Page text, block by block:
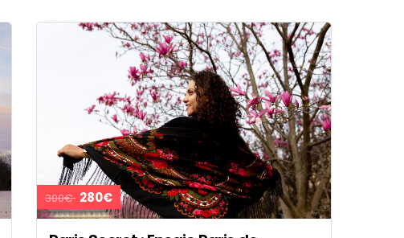
300€ 280€